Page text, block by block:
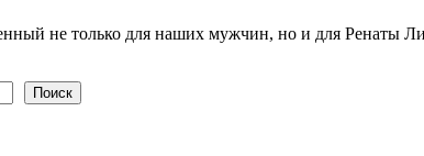
не только для наших мужчин, но и для
Поиск